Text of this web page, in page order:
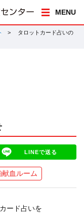
MENU
タロットカード占いの
LINEで送る
献血ルーム
ード占いを